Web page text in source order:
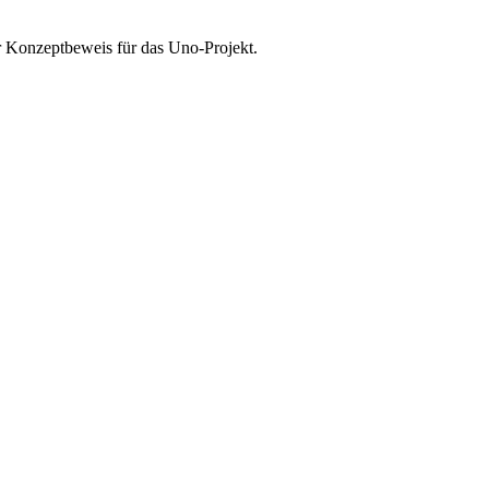
Konzeptbeweis für das Uno-Projekt.